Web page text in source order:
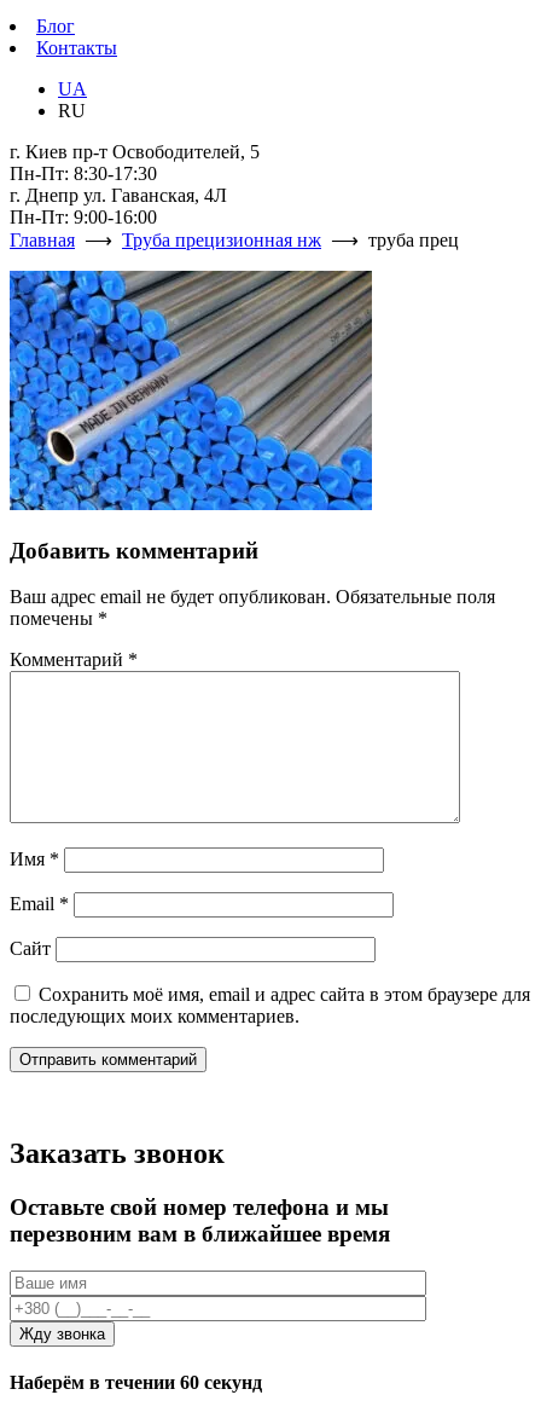
Блог
Контакты
UA
RU
г. Киев пр-т Освободителей, 5
Пн-Пт: 8:30-17:30
г. Днепр ул. Гаванская, 4Л
Пн-Пт: 9:00-16:00
Главная ⟶ Труба прецизионная нж ⟶ труба прец
Добавить комментарий
Ваш адрес email не будет опубликован. Обязательные поля
помечены *
Комментарий *
Имя *
Email *
Сайт
Сохранить моё имя, email и адрес сайта в этом браузере для
последующих моих комментариев.
Заказать звонок
Оставьте свой номер телефона и мы
перезвоним вам в ближайшее время
Наберём в течении 60 секунд